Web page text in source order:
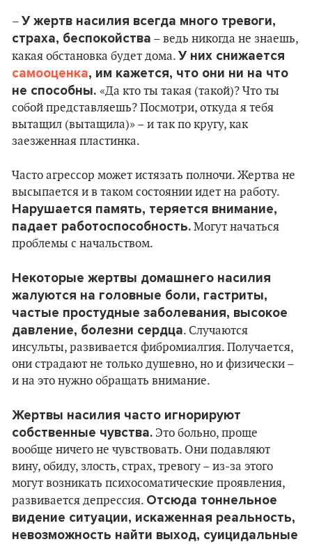
– У жертв насилия всегда много тревоги,
страха, беспокойства – ведь никогда не знаешь,
какая обстановка будет дома. У них снижается
самооценка, им кажется, что они ни на что
не способны. «Да кто ты такая (такой)? Что ты
собой представляешь? Посмотри, откуда я тебя
вытащил (вытащила)» – и так по кругу, как
заезженная пластинка.
Часто агрессор может истязать полночи. Жертва не
высыпается и в таком состоянии идет на работу.
Нарушается память, теряется внимание,
падает работоспособность. Могут начаться
проблемы с начальством.
Некоторые жертвы домашнего насилия
жалуются на головные боли, гастриты,
частые простудные заболевания, высокое
давление, болезни сердца. Случаются
инсульты, развивается фибромиалгия. Получается,
они страдают не только душевно, но и физически –
и на это нужно обращать внимание.
Жертвы насилия часто игнорируют
собственные чувства. Это больно, проще
вообще ничего не чувствовать. Они подавляют
вину, обиду, злость, страх, тревогу – из-за этого
могут возникать психосоматические проявления,
развивается депрессия. Отсюда тоннельное
видение ситуации, искаженная реальность,
невозможность найти выход, суицидальные